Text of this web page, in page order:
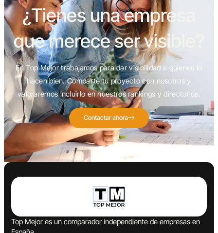
¿Tienes una empresa
que merece ser visible?
En Top Mejor trabajamos para dar visibilidad a quienes lo
hacen bien. Comparte tu proyecto con nosotros y
valoraremos incluirlo en nuestros rankings y directorios.
Contactar ahora
Top Mejor es un comparador independiente de empresas en